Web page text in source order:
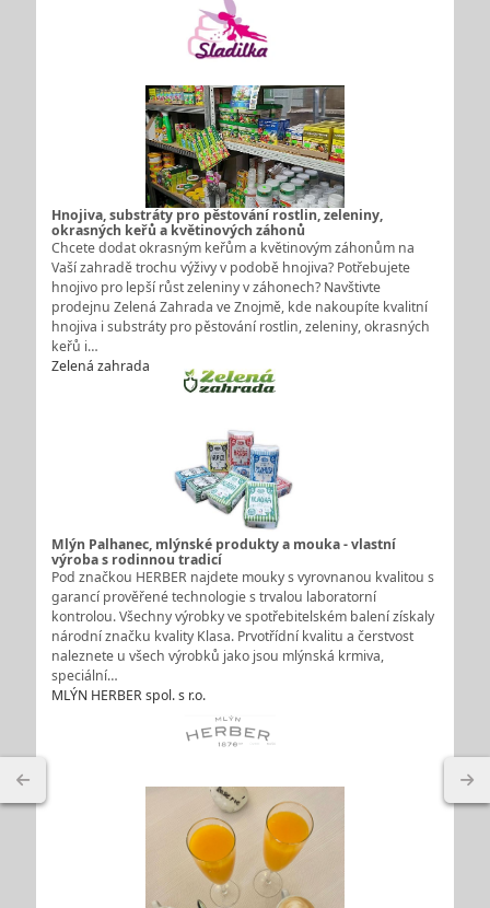
Hnojiva, substráty pro pěstování rostlin, zeleniny,
okrasných keřů a květinových záhonů
Chcete dodat okrasným keřům a květinovým záhonům na
Vaší zahradě trochu výživy v podobě hnojiva? Potřebujete
hnojivo pro lepší růst zeleniny v záhonech? Navštivte
prodejnu Zelená Zahrada ve Znojmě, kde nakoupíte kvalitní
hnojiva i substráty pro pěstování rostlin, zeleniny, okrasných
keřů i…
Zelená zahrada
Mlýn Palhanec, mlýnské produkty a mouka - vlastní
výroba s rodinnou tradicí
Pod značkou HERBER najdete mouky s vyrovnanou kvalitou s
garancí prověřené technologie s trvalou laboratorní
kontrolou. Všechny výrobky ve spotřebitelském balení získaly
národní značku kvality Klasa. Prvotřídní kvalitu a čerstvost
naleznete u všech výrobků jako jsou mlýnská krmiva,
speciální…
MLÝN HERBER spol. s r.o.